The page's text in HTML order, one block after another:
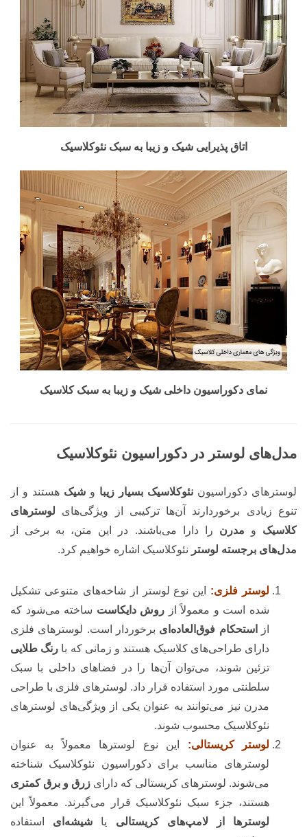
اتاق پذیرایی شیک و زیبا به سبک نئوکلاسیک
نمای دکوراسیون داخلی شیک و زیبا به سبک کلاسیک
مدل‌های لوستر در دکوراسیون نئوکلاسیک
لوسترهای دکوراسیون نئوکلاسیک بسیار زیبا و شیک هستند و از
تنوع زیادی برخوردارند آن‌ها ترکیبی از ویژگی‌های لوسترهای
کلاسیک و مدرن را دارا می‌باشند. در این متن، به برخی از
مدل‌های برجسته لوستر نئوکلاسیک اشاره خواهیم کرد.
لوستر فلزی: این نوع لوستر از شاخه‌های متنوعی تشکیل
شده است و معمولاً از روش دایکاست ساخته می‌شود که
از
استحکام فوق‌العاده‌ای برخوردار است. لوسترهای فلزی
دارای طراحی‌های کلاسیک هستند و زمانی که با رنگ طلایی
تزئین شوند، می‌توان آن‌ها را در فضاهای داخلی با سبک
سلطنتی مورد استفاده قرار داد. لوسترهای فلزی با طراحی
مدرن نیز می‌توانند به عنوان یکی از ویژگی‌های لوسترهای
نئوکلاسیک محسوب شوند.
لوستر کریستالی:
این نوع لوسترها معمولاً به عنوان
لوسترهای مناسب برای دکوراسیون نئوکلاسیک شناخته
می‌شوند. لوسترهای کریستالی که دارای زرق و برق کمتری
هستند، جزء سبک نئوکلاسیک قرار می‌گیرند. معمولاً این
لوسترها از لامپ‌های کریستالی یا شیشه‌ای استفاده